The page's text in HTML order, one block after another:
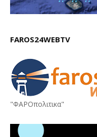
FAROS24WEBTV
"ΦΑΡΟπολιτικα"